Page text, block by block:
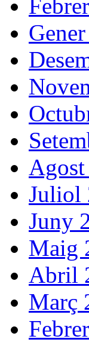
Juliol
Juny
Maig
Abril
Març